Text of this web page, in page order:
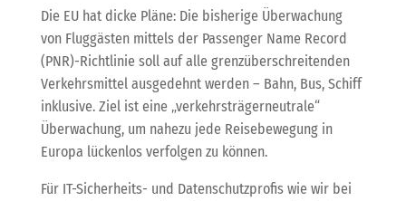
Die EU hat dicke Pläne: Die bisherige Überwachung
von Fluggästen mittels der Passenger Name Record
(PNR)-Richtlinie soll auf alle grenzüberschreitenden
Verkehrsmittel ausgedehnt werden – Bahn, Bus, Schiff
inklusive. Ziel ist eine „verkehrsträgerneutrale“
Überwachung, um nahezu jede Reisebewegung in
Europa lückenlos verfolgen zu können.
Für IT-Sicherheits- und Datenschutzprofis wie wir bei